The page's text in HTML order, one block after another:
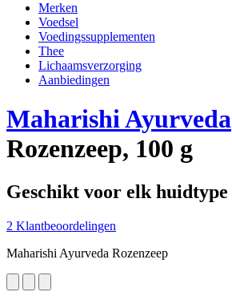
Merken
Voedsel
Voedingssupplementen
Thee
Lichaamsverzorging
Aanbiedingen
Maharishi Ayurveda
Rozenzeep, 100 g
Geschikt voor elk huidtype
2 Klantbeoordelingen
Maharishi Ayurveda Rozenzeep